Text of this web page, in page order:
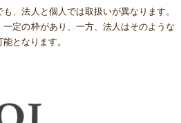
、法人と個人では取扱いが異なります。
定の枠があり、一方、法人はそのような
となります。